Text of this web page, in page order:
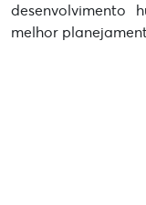
desenvolvimento
melhor